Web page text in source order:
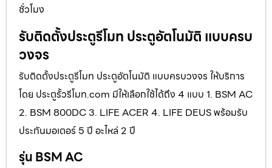
ชั่วโมง
รับติดตั้งประตูรีโมท ประตูอัตโนมัติ แบบครบ
วงจร
รับติดตั้งประตูรีโมท ประตูอัตโนมัติ แบบครบวงจร ให้บริการ
โดย ประตูรั้วรีโมท.com มีให้เลือกใช้ได้ถึง 4 แบบ 1. BSM AC
2. BSM 800DC 3. LIFE ACER 4. LIFE DEUS พร้อมรับ
ประกันมอเตอร์ 5 ปี อะไหล่ 2 ปี
รุ่น BSM AC